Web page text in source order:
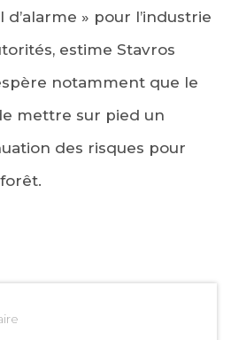
» pour l’industrie
estime Stavros
notamment que le
mettre sur pied un
des risques pour